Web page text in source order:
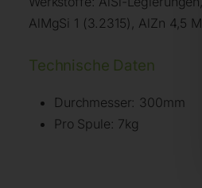
AlMgSi 1 (3.2315), AlZn 4,5
Technische Daten
Durchmesser: 300mm
Pro Spule: 7kg